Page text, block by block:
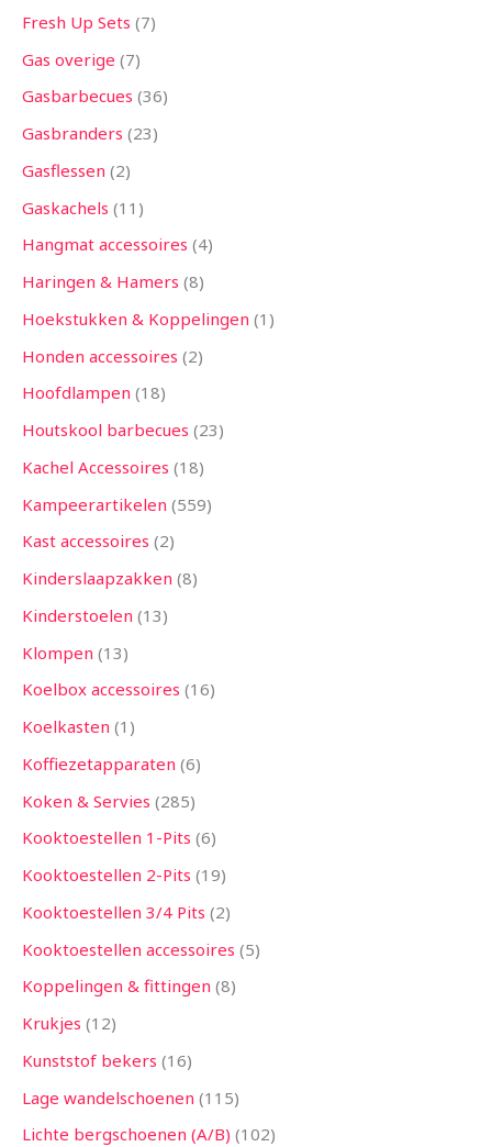
Fresh Up Sets 7
Gas overige 7
Gasbarbecues 36
Gasbranders 23
Gasflessen 2
Gaskachels 11
Hangmat accessoires 4
Haringen & Hamers 8
Hoekstukken & Koppelingen 1
Honden accessoires 2
Hoofdlampen 18
Houtskool barbecues 23
Kachel Accessoires 18
Kampeerartikelen 559
Kast accessoires 2
Kinderslaapzakken 8
Kinderstoelen 13
Klompen 13
Koelbox accessoires 16
Koelkasten 1
Koffiezetapparaten 6
Koken & Servies 285
Kooktoestellen 1-Pits 6
Kooktoestellen 2-Pits 19
Kooktoestellen 3/4 Pits 2
Kooktoestellen accessoires 5
Koppelingen & fittingen 8
Krukjes 12
Kunststof bekers 16
Lage wandelschoenen 115
Lichte bergschoenen (A/B) 102